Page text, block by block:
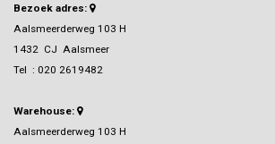
Bezoek adres:
Aalsmeerderweg 103 H
1432 CJ Aalsmeer
Tel : 020 2619482
Warehouse:
Aalsmeerderweg 103 H